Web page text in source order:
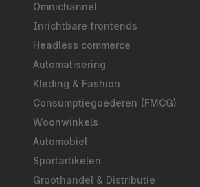
Omnichannel
Inrichtbare frontends
Headless commerce
Automatisering
Kleding & Fashion
Consumptiegoederen (FMCG)
Woonwinkels
Automobiel
Sportartikelen
Groothandel & Distributie